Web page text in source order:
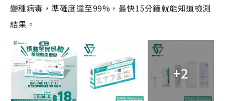
變種病毒，準確度達至99%，最快15分鐘就能知道檢測
結果。
+2